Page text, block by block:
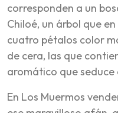
corresponden a un
Chiloé, un árbol que
cuatro pétalos color
de cera, las que
aromático que seduce
En Los Muermos